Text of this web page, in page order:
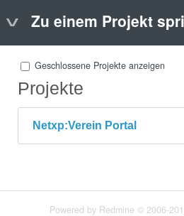
Zu einem Projekt
Geschlossene Projekte anzeigen
Projekte
Netxp:Verein Portal
Powered by Redmine © 2006-